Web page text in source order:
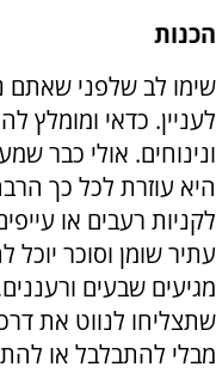
הכנות
שימו לב שלפני שאתם
לעניין. כדאי ומומלץ
ונינוחים. אולי כבר
היא עוזרת לכל כך
לקניות רעבים או
עתיר שומן וסוכר
מגיעים שבעים
שתצליחו לנווט את
מבלי להתבלבל או